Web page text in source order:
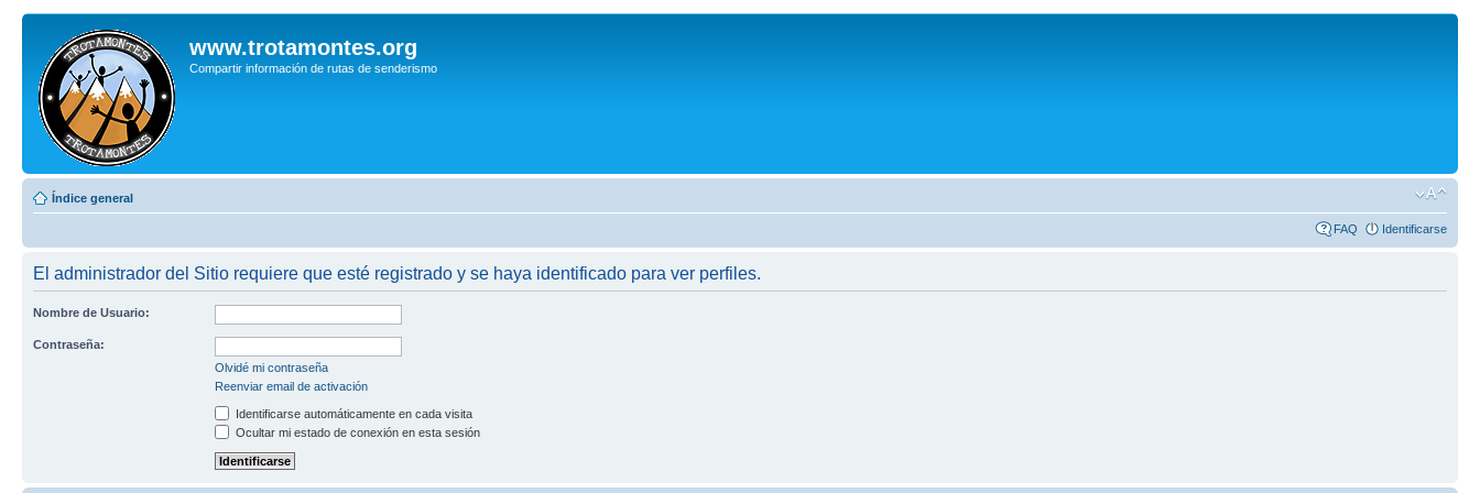
www.trotamontes.org
Compartir información de rutas de senderismo
Índice general
FAQ Identificarse
El administrador del Sitio requiere que esté registrado y se haya identificado para ver perfiles.
Nombre de Usuario:
Contraseña:
Olvidé mi contraseña
Reenviar email de activación
Identificarse automáticamente en cada visita
Ocultar mi estado de conexión en esta sesión